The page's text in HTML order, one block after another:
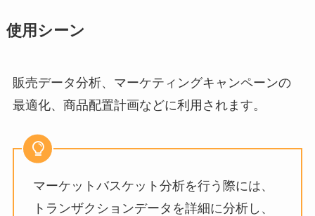
使用シーン
販売データ分析、マーケティングキャンペーンの
最適化、商品配置計画などに利用されます。
マーケットバスケット分析を行う際には、
トランザクションデータを詳細に分析し、